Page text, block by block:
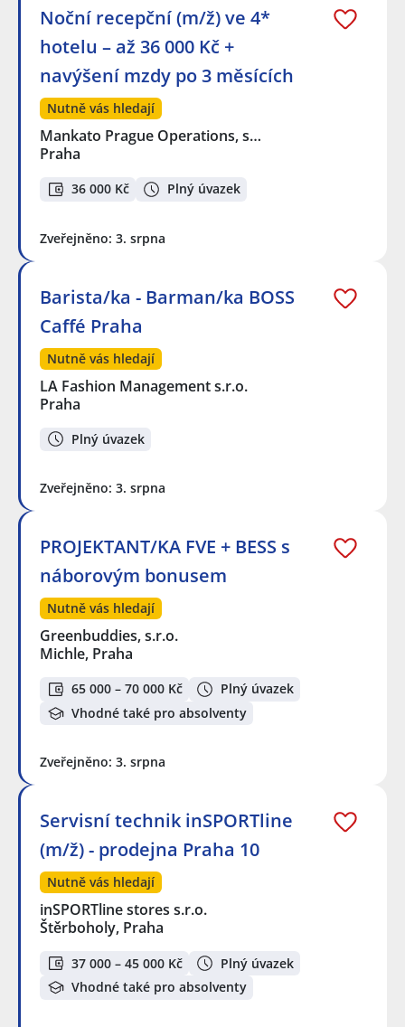
Noční recepční (m/ž) ve 4*
hotelu – až 36 000 Kč +
navýšení mzdy po 3 měsících
Nutně vás hledají
Mankato Prague Operations, s…
Praha
36 000 Kč Plný úvazek
Zveřejněno: 3. srpna
Barista/ka - Barman/ka BOSS
Caffé Praha
Nutně vás hledají
LA Fashion Management s.r.o.
Praha
Plný úvazek
Zveřejněno: 3. srpna
PROJEKTANT/KA FVE + BESS s
náborovým bonusem
Nutně vás hledají
Greenbuddies, s.r.o.
Michle, Praha
65 000 – 70 000 Kč
Plný úvazek
Vhodné také pro absolventy
Zveřejněno: 3. srpna
Servisní technik inSPORTline
(m/ž) - prodejna Praha 10
Nutně vás hledají
inSPORTline stores s.r.o.
Štěrboholy, Praha
37 000 – 45 000 Kč
Plný úvazek
Vhodné také pro absolventy